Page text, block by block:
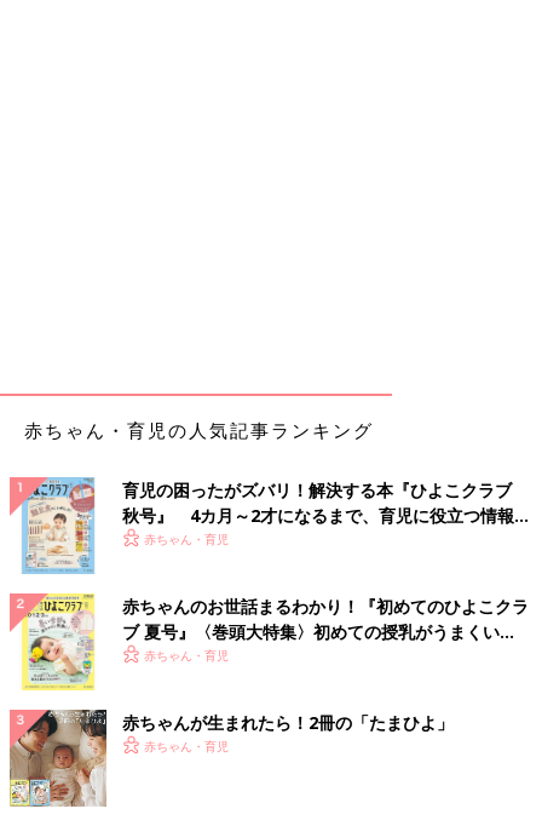
赤ちゃん・育児の人気記事ランキング
育児の困ったがズバリ！解決する本『ひよこクラブ
秋号』 4カ月～2才になるまで、育児に役立つ情報が
いっぱい！
赤ちゃん・育児
赤ちゃんのお世話まるわかり！『初めてのひよこクラ
ブ 夏号』〈巻頭大特集〉初めての授乳がうまくい
く！ おっぱい・ミルクの基本と夏のトラブル 解決テ
赤ちゃん・育児
赤ちゃんが生まれたら！2冊の「たまひよ」
赤ちゃん・育児